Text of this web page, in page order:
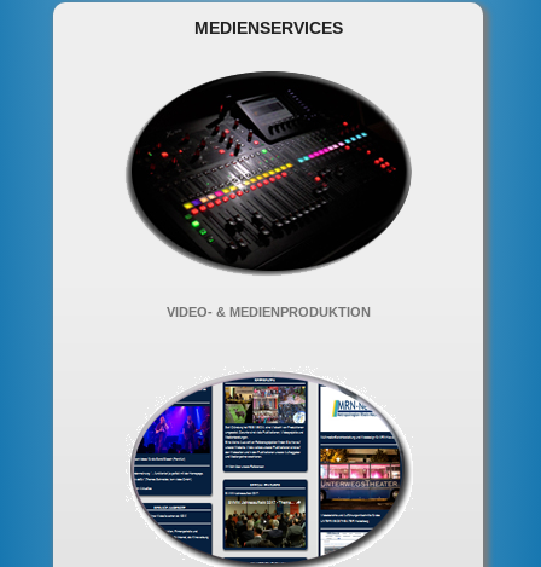
MEDIENSERVICES
VIDEO- & MEDIENPRODUKTION